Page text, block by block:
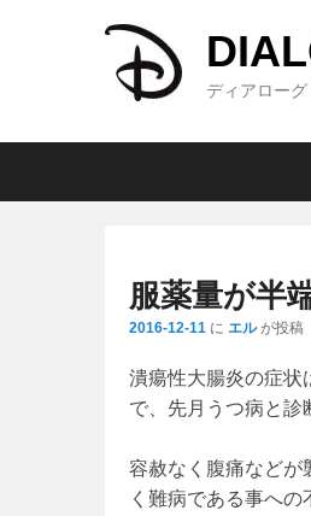
ディアロー
服薬量が半
2016-12-11 に エル が投稿
潰瘍性大腸炎の症状
で、先月うつ病と診
容赦なく腹痛などが
く難病である事へ